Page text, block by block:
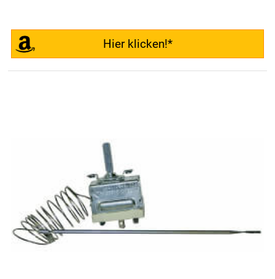
Hier klicken!*